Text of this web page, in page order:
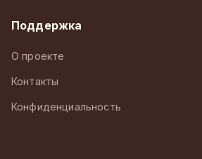
Поддержка
О проекте
Контакты
Конфиденциальность